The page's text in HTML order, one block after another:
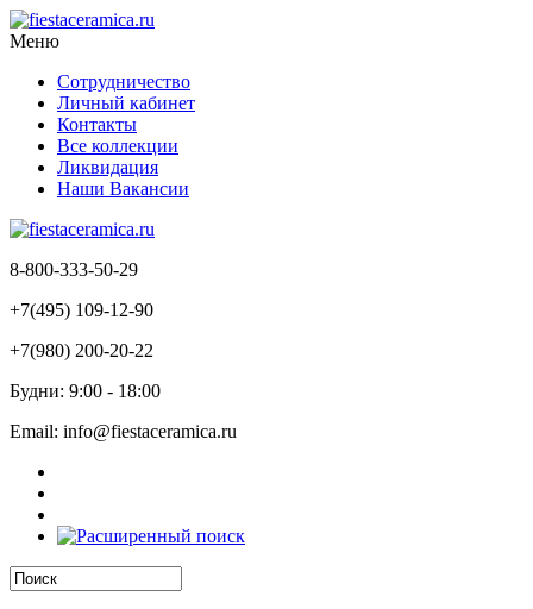
Меню
Сотрудничество
Личный кабинет
Контакты
Все коллекции
Ликвидация
Наши Вакансии
8-800-333-50-29
+7(495) 109-12-90
+7(980) 200-20-22
Будни: 9:00 - 18:00
Email: info@fiestaceramica.ru